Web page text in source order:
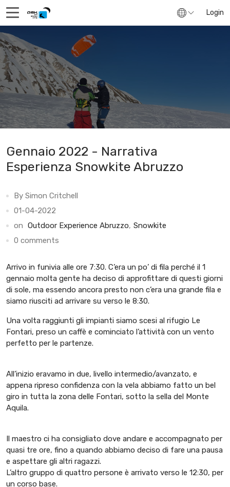
Login
Gennaio 2022 - Narrativa
Esperienza Snowkite Abruzzo
By Simon Critchell
01-04-2022
on Outdoor Experience Abruzzo, Snowkite
0 comments
Arrivo in funivia alle ore 7:30. C’era un po’ di fila perché il 1
gennaio molta gente ha deciso di approfittare di questi giorni
di sole, ma essendo ancora presto non c’era una grande fila e
siamo riusciti ad arrivare su verso le 8:30.
Una volta raggiunti gli impianti siamo scesi al rifugio Le
Fontari, preso un caffè e cominciato l’attività con un vento
perfetto per le partenze.
All’inizio eravamo in due, livello intermedio/avanzato, e
appena ripreso confidenza con la vela abbiamo fatto un bel
giro in tutta la zona delle Fontari, sotto la sella del Monte
Aquila.
Il maestro ci ha consigliato dove andare e accompagnato per
quasi tre ore, fino a quando abbiamo deciso di fare una pausa
e aspettare gli altri ragazzi.
L’altro gruppo di quattro persone è arrivato verso le 12:30, per
un corso base.